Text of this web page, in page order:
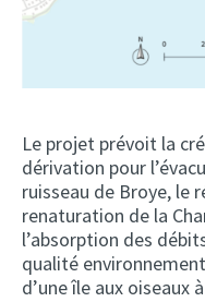
Le projet prévoit la
dérivation pour
ruisseau de Broye, le
renaturation de la
l’absorption des
qualité
d’une île aux oiseaux